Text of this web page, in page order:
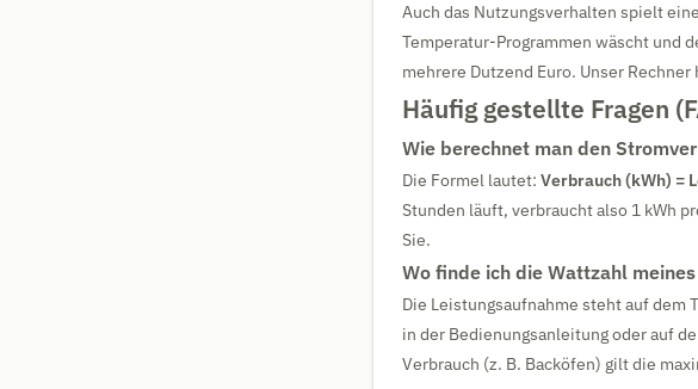
Auch das Nutzungsverhalten spielt
Temperatur-Programmen wäscht und
mehrere Dutzend Euro. Unser
Häufig gestellte Fragen
Wie berechnet man den
Die Formel lautet: Verbrauch (kWh) =
Stunden läuft, verbraucht also 1 kWh
Sie.
Wo finde ich die Wattzahl
Die Leistungsaufnahme steht auf dem
in der Bedienungsanleitung oder auf
Verbrauch (z. B. Backöfen) gilt die